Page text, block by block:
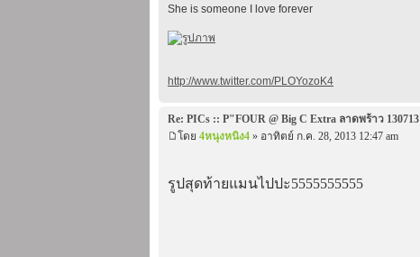
She is someone I love forever
http://www.twitter.com/PLOYozoK4
Re: PICs :: P"FOUR @ Big C Extra ลาดพร้าว 130713
โดย 4หนุงหนิง4 » อาทิตย์ ก.ค. 28, 2013 12:47 am
รูปสุดท้ายแมนไปปะ5555555555